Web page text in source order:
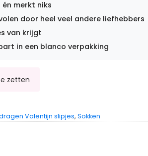
merkt niks
door heel veel andere liefhebbers
van krijgt
in een blanco verpakking
Valentijn slipjes, Sokken